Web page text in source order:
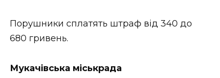
ВІДЕО
Порушники сплатять штраф від 340 до
680 гривень.
Мукачівська міськрада